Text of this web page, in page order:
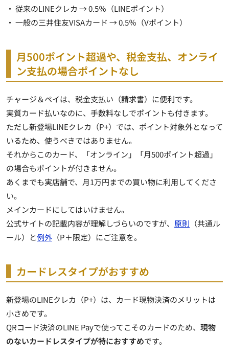
・ 従来のLINEクレカ → 0.5％（LINEポイント）
・ 一般の三井住友VISAカード → 0.5％（Vポイント）
月500ポイント超過や、税金支払、オンライ
ン支払の場合ポイントなし
チャージ＆ペイは、税金支払い（請求書）に便利です。
実質カード払いなのに、手数料なしでポイントも付きます。
ただし新登場LINEクレカ（P+）では、ポイント対象外となって
いるため、使うべきではありません。
それからこのカード、「オンライン」「月500ポイント超過」
の場合もポイントが付きません。
あくまでも実店舗で、月1万円までの買い物に利用してくださ
い。
メインカードにしてはいけません。
公式サイトの記載内容が理解しづらいのですが、 原則 （共通ル
ール）と例外 （P＋限定）にご注意を。
カードレスタイプがおすすめ
新登場のLINEクレカ（P+）は、カード現物決済のメリットは
小さめです。
QRコード決済のLINE Payで使ってこそのカードのため、 現物
のないカードレスタイプが特におすすめです。